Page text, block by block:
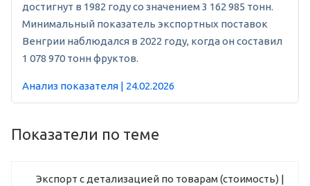
достигнут в 1982 году со значением 3 162 985 тонн.
Минимальный показатель экспортных поставок
Венгрии наблюдался в 2022 году, когда он составил
1 078 970 тонн фруктов.
Анализ показателя | 24.02.2026
Показатели по теме
Экспорт с детализацией по товарам (стоимость) |